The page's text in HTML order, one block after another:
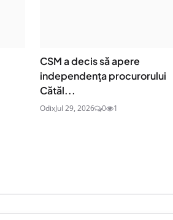
CSM a decis să apere
independența procurorului
Cătăl...
OdixJul 29, 2026 0 1